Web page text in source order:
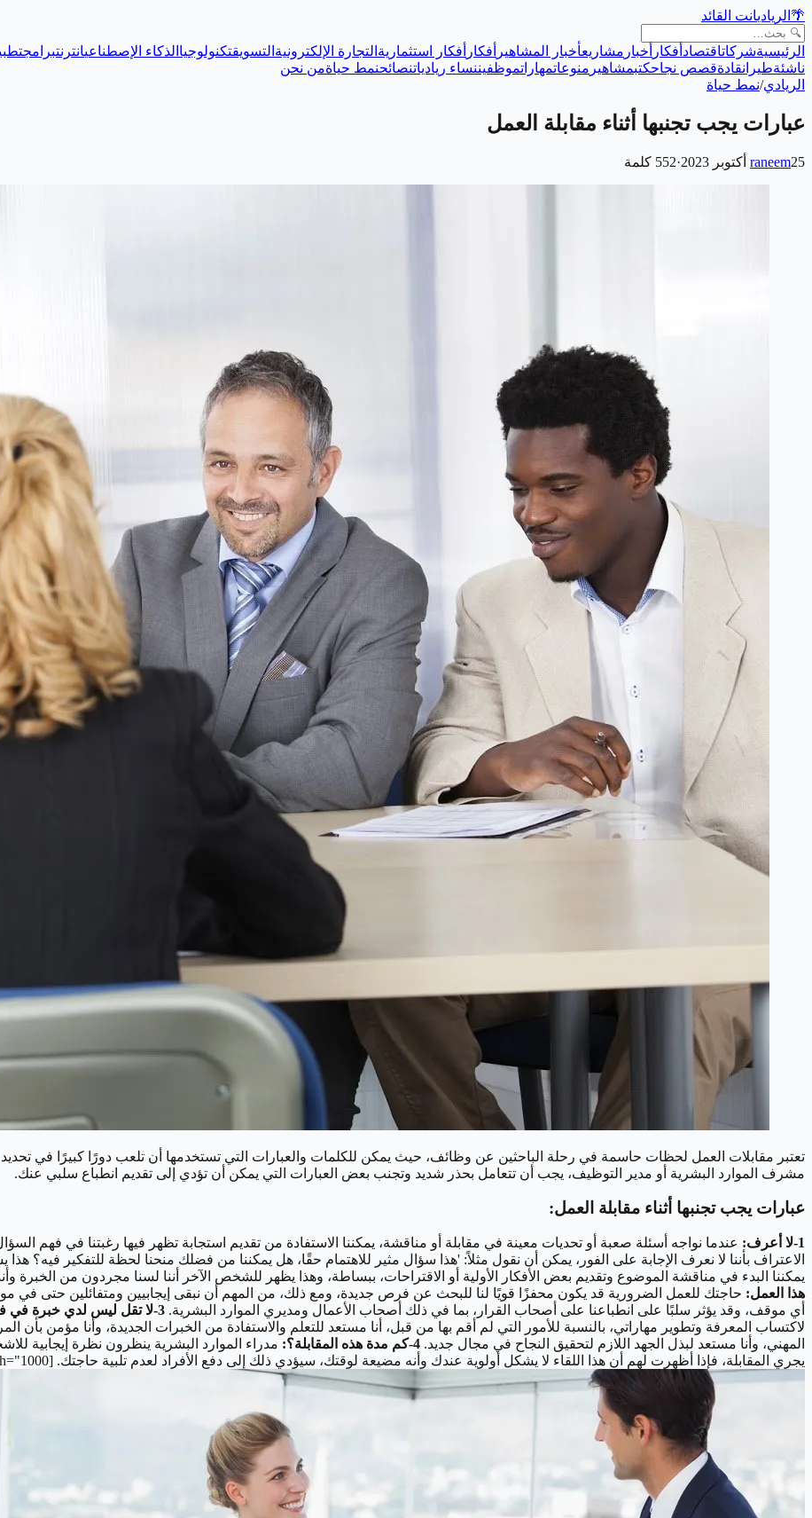
🌴 الرياديانت القائد
الرئيسيةشركاتاقتصاد أفكار أخبار مشاريعأخبار المشاهير أفكار أفكار استثمارية التجارة الإلكترونية التسويقتكنولوجيا الذكاء الإصطناعيانترنتبرامج
ناشئةطيرانقادةقصص نجاحكتبمشاهير منوعاتمهاراتموظفيننساء ريادياتنصائحنمط حياةمن نحن
الريادي/نمط حياة
عبارات يجب تجنبها أثناء مقابلة العمل
raneem25 أكتوبر 2023 ·
552 كلمة
تعتبر مقابلات العمل لحظات حاسمة في رحلة الباحثين عن وظائف، حيث يمكن للكلمات والعبارات التي تستخدمها أن تلعب دورًا كبيرًا في
مشرف الموارد البشرية أو مدير التوظيف، يجب أن تتعامل بحذر شديد وتجنب بعض العبارات التي يمكن أن تؤدي إلى تقديم انطباع سلبي عنك.
عبارات يجب تجنبها أثناء مقابلة العمل:
1-لا أعرف:
عندما نواجه أسئلة صعبة أو تحديات معينة في مقابلة أو مناقشة، يمكننا الاستفادة من تقديم استجابة تظهر فيها رغبتنا في فهم
الاعتراف بأننا لا نعرف الإجابة على الفور، يمكن أن نقول مثلاً: 'هذا سؤال مثير للاهتمام حقًا، هل يمكننا من فضلك منحنا لحظة للتفكير فيه؟ هذا
يمكننا البدء في مناقشة الموضوع وتقديم بعض الأفكار الأولية أو الاقتراحات، ببساطة، وهذا يظهر للشخص الآخر أننا لسنا مجردون من الخبرة
هذا العمل: حاجتك للعمل الضرورية قد يكون محفزًا قويًا لنا للبحث عن فرص جديدة، ومع ذلك، من المهم أن نبقى إيجابيين ومتفائلين حتى في
أي موقف، وقد يؤثر سلبًا على انطباعنا على أصحاب القرار، بما في ذلك أصحاب الأعمال ومديري الموارد البشرية. 3-لا تقل ليس لدي خبرة في فعل شيء ما:
لاكتساب المعرفة وتطوير مهاراتي، بالنسبة للأمور التي لم أقم بها من قبل، أنا مستعد للتعلم والاستفادة من الخبرات الجديدة، وأنا مؤمن
المهني، وأنا مستعد لبذل الجهد اللازم لتحقيق النجاح في مجال جديد. 4-كم مدة هذه المقابلة؟:
مدراء الموارد البشرية ينظرون نظرة إيجابية
يجري المقابلة، فإذا أظهرت لهم أن هذا اللقاء لا يشكل أولوية عندك وأنه مضيعة لوقتك، سيؤدي ذلك إلى دفع الأفراد لعدم تلبية حاجتك. [caption id="attachment_2580" align="alignnone" width="1000"]